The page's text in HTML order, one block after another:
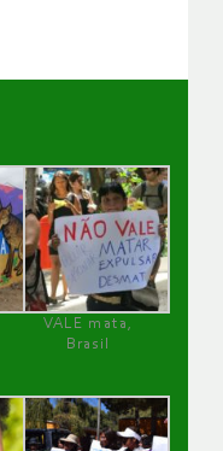
VALE mata,
Brasil